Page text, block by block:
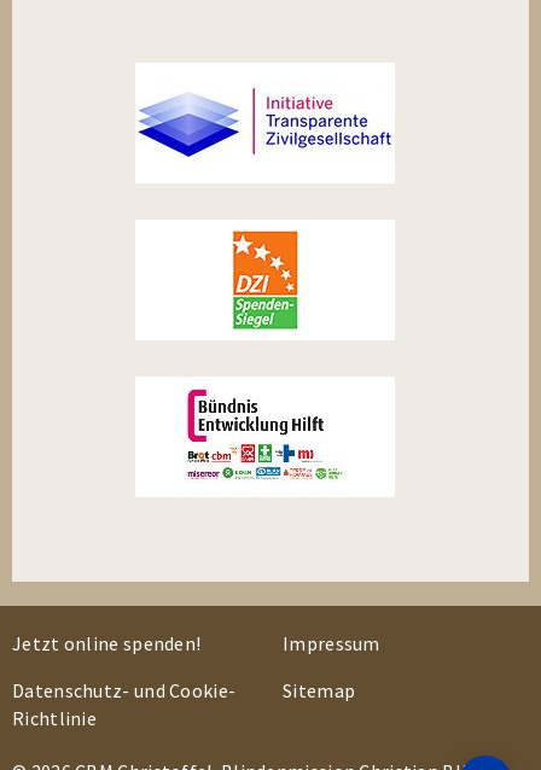
Jetzt online spenden!
Impressum
Datenschutz- und Cookie-
Richtlinie
Sitemap